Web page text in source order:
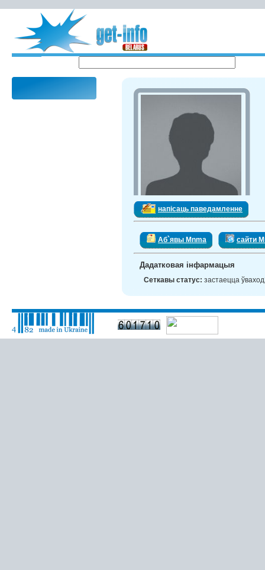
напісаць паведамленне
Аб`явы Mnma сайти
Дадатковая інфармацыя
Сеткавы статус: застаецца